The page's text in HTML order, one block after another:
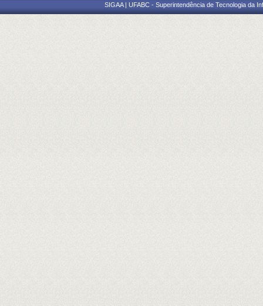
SIGAA | UFABC - Superintendência de Tecnologia da